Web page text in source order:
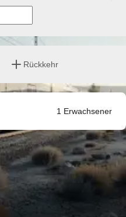
Rückkehr
1 Erwachsener